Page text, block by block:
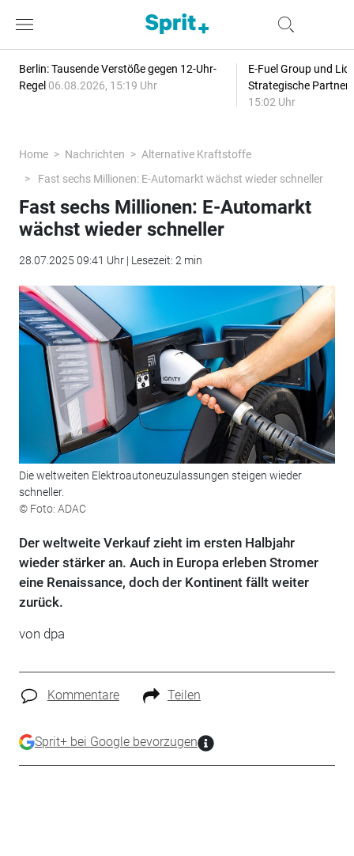
Berlin: Tausende Verstöße gegen 12-Uhr-
Regel 06.08.2026, 15:19 Uhr
E-Fuel Group und
Strategische
15:02 Uhr
Home Nachrichten
Alternative Kraftstoffe
Fast sechs Millionen: E-Automarkt wächst wieder schneller
Fast sechs Millionen: E-Automarkt
wächst wieder schneller
28.07.2025 09:41 Uhr | Lesezeit: 2 min
Die weltweiten Elektroautoneuzulassungen steigen wieder
schneller.
© Foto: ADAC
Der weltweite Verkauf zieht im ersten Halbjahr
wieder stärker an. Auch in Europa erleben Stromer
eine Renaissance, doch der Kontinent fällt weiter
zurück.
von dpa
Kommentare Teilen
Sprit+ bei Google bevorzugen